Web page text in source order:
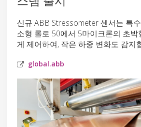
신규 ABB Stressometer 센서는 특
소형 롤로 50에서 5마이크론의 초
게 제어하여, 작은 하중 변화도 감지
global.abb